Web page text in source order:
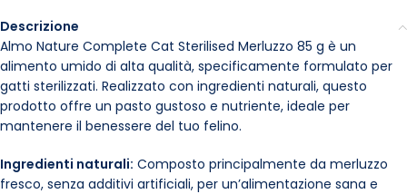
Descrizione
Almo Nature Complete Cat Sterilised Merluzzo 85 g è un
alimento umido di alta qualità, specificamente formulato per
gatti sterilizzati. Realizzato con ingredienti naturali, questo
prodotto offre un pasto gustoso e nutriente, ideale per
mantenere il benessere del tuo felino.
Ingredienti naturali: Composto principalmente da merluzzo
fresco, senza additivi artificiali, per un’alimentazione sana e